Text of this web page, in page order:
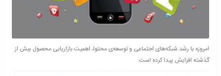
امروزه با رشد شبکه‌های اجتماعی و توسعه‌ی محتوا، اهمیت بازاریابی محصول بیش از
گذشته افزایش پیدا کرده است.